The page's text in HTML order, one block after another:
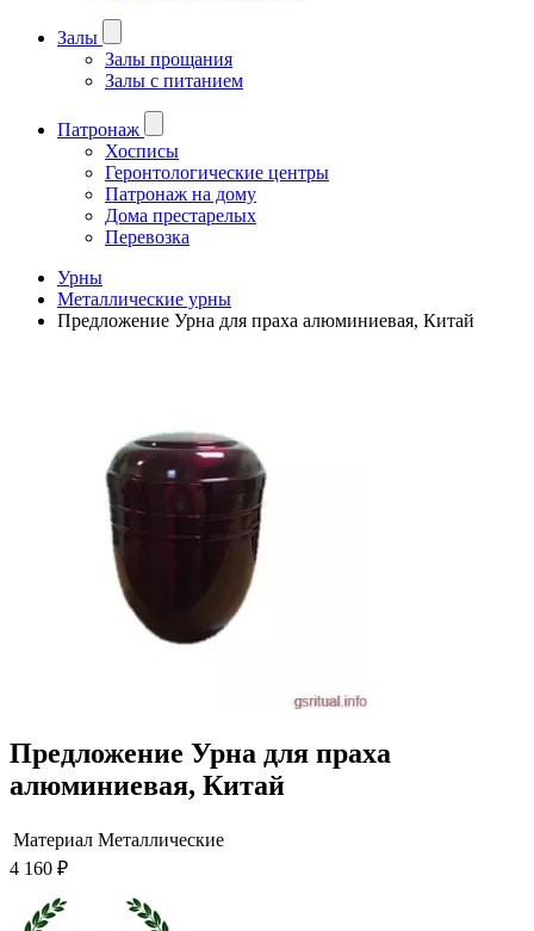
Залы
Залы прощания
Залы с питанием
Патронаж
Хосписы
Геронтологические центры
Патронаж на дому
Дома престарелых
Перевозка
Урны
Металлические урны
Предложение Урна для праха алюминиевая, Китай
Предложение Урна для праха
алюминиевая, Китай
Материал Металлические
4 160 ₽